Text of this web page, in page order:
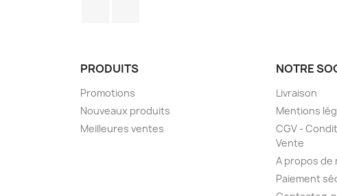
PRODUITS
Promotions
Nouveaux produits
Meilleures ventes
NOTRE
Livraison
Mentions
CGV -
Vente
A propos de
Paiement